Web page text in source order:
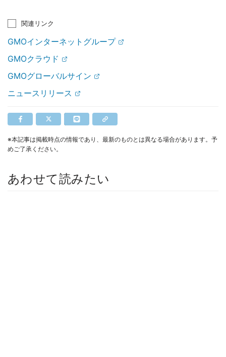
関連リンク
GMOインターネットグループ
GMOクラウド
GMOグローバルサイン
ニュースリリース
※本記事は掲載時点の情報であり、最新のものとは異なる場合があります。予
めご了承ください。
あわせて読みたい